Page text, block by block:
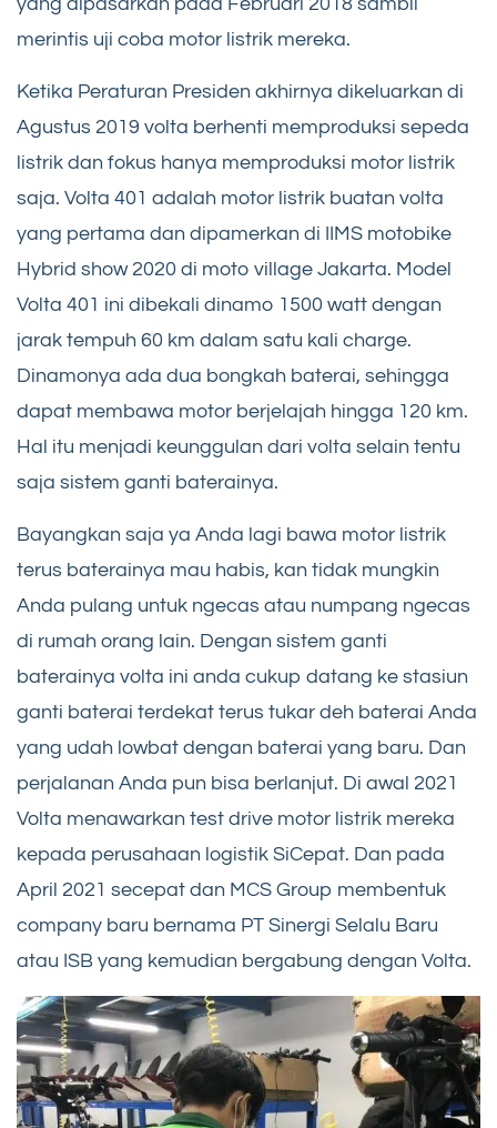
merintis uji coba motor listrik mereka.
Ketika Peraturan Presiden akhirnya dikeluarkan di
Agustus 2019 volta berhenti memproduksi sepeda
listrik dan fokus hanya memproduksi motor listrik
saja. Volta 401 adalah motor listrik buatan volta
yang pertama dan dipamerkan di IIMS motobike
Hybrid show 2020 di moto village Jakarta. Model
Volta 401 ini dibekali dinamo 1500 watt dengan
jarak tempuh 60 km dalam satu kali charge.
Dinamonya ada dua bongkah baterai, sehingga
dapat membawa motor berjelajah hingga 120 km.
Hal itu menjadi keunggulan dari volta selain tentu
saja sistem ganti baterainya.
Bayangkan saja ya Anda lagi bawa motor listrik
terus baterainya mau habis, kan tidak mungkin
Anda pulang untuk ngecas atau numpang ngecas
di rumah orang lain. Dengan sistem ganti
baterainya volta ini anda cukup datang ke stasiun
ganti baterai terdekat terus tukar deh baterai Anda
yang udah lowbat dengan baterai yang baru. Dan
perjalanan Anda pun bisa berlanjut. Di awal 2021
Volta menawarkan test drive motor listrik mereka
kepada perusahaan logistik SiCepat. Dan pada
April 2021 secepat dan MCS Group membentuk
company baru bernama PT Sinergi Selalu Baru
atau ISB yang kemudian bergabung dengan Volta.